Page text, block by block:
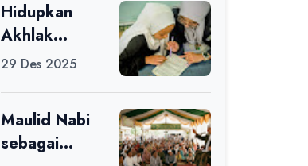
Ikuti Alfaro
Camp di MAN
1 Darussalam
Ciamis
Hidupkan
Akhlak
melalui Ilmu
29 Des 2025
Maulid Nabi
sebagai